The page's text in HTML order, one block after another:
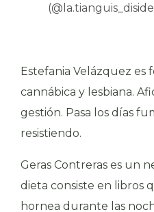
Estefania Velázquez es
cannábica y lesbiana.
gestión. Pasa los días
resistiendo.
Geras Contreras es un
dieta consiste en libros
hornea durante las